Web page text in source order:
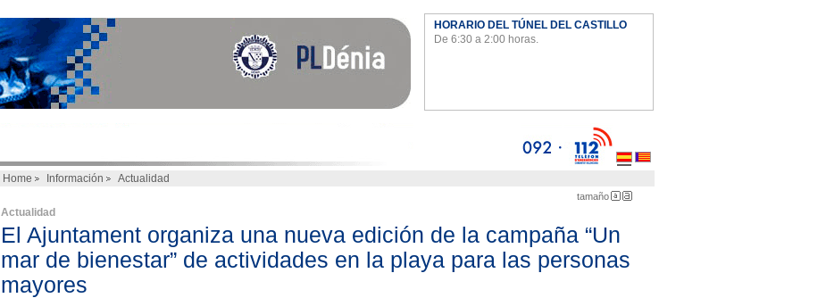
HORARIO DEL TÚNEL DEL CASTILLO
De 6:30 a 2:00 horas.
Home Información Actualidad
tamaño
Actualidad
El Ajuntament organiza una nueva edición de la campaña “Un
mar de bienestar” de actividades en la playa para las personas
mayores